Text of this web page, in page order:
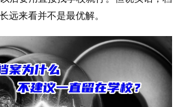
远来看并不是最优解。